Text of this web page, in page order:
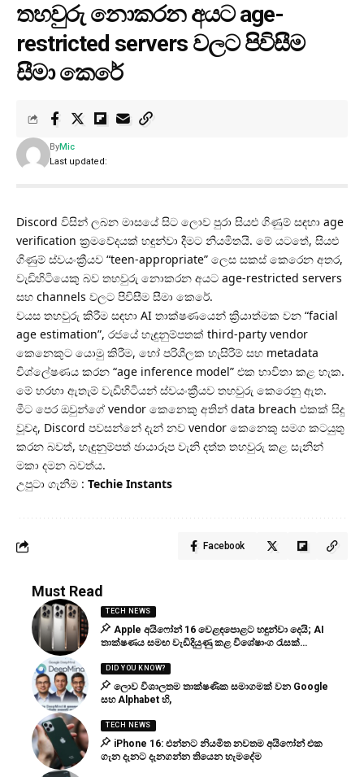
තහවුරු නොකරන අයට age-
restricted servers වලට පිවිසීම
සීමා කෙරේ
Last updated:
ByMic
Discord විසින් ලබන මාසයේ සිට ලොව පුරා සියළු ගිණුම් සඳහා age
verification ක්‍රමවේදයක් හඳුන්වා දීමට නියමිතයි. මේ යටතේ, සියළු
ගිණුම් ස්වයංක්‍රීයව “teen-appropriate” ලෙස සකස් කෙරෙන අතර,
වැඩිහිටියෙකු බව තහවුරු නොකරන අයට age-restricted servers
සහ channels වලට පිවිසීම සීමා කෙරේ.
වයස තහවුරු කිරීම සඳහා AI තාක්ෂණයෙන් ක්‍රියාත්මක වන “facial
age estimation”, රජයේ හැඳුනුම්පතක් third-party vendor
කෙනෙකුට යොමු කිරීම, හෝ පරිශීලක හැසිරීම් සහ metadata
විශ්ලේෂණය කරන “age inference model” එක භාවිතා කළ හැක.
මේ හරහා ඇතැම් වැඩිහිටියන් ස්වයංක්‍රීයව තහවුරු කෙරෙනු ඇත.
මීට පෙර ඔවුන්ගේ vendor කෙනෙකු අතින් data breach එකක් සිදු
වූවද, Discord පවසන්නේ දැන් නව vendor කෙනෙකු සමග කටයුතු
කරන බවත්, හැඳුනුම්පත් ඡායාරූප වැනි දත්ත තහවුරු කළ සැනින්
මකා දමන බවත්ය.
උපුටා ගැනීම : Techie Instants
Facebook
Must Read
TECH NEWS
Apple අයිෆෝන් 16 වෙළඳපොළට හඳුන්වා දෙයි; AI
තාක්ෂණය සමඟ වැඩිදියුණු කළ විශේෂාංග රැසක්…
DID YOU KNOW?
ලොව විශාලතම තාක්ෂණික සමාගමක් වන Google
සහ Alphabet හි,
TECH NEWS
iPhone 16: එන්නට නියමිත නවතම අයිෆෝන් එක
ගැන දැනට දැනගන්න තියෙන හැමදේම